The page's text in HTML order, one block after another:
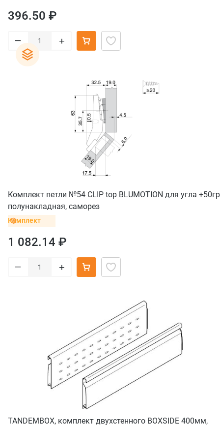
396.50 ₽
– +
Комплект петли №54 CLIP top BLUMOTION для угла
полунакладная, саморез
Комплект
1 082.14 ₽
– +
TANDEMBOX, комплект двухстенного BOXSIDE 400мм,